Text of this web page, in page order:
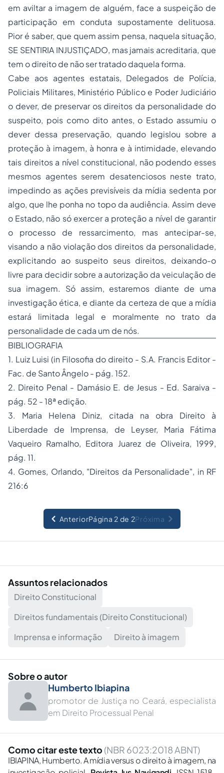
em aviltar a imagem de alguém, face a suspeição de
participação em conduta supostamente delituosa.
Pior é saber, que quem assim pensa, naquela situação,
SE SENTIRIA INJUSTIÇADO, mas jamais acreditaria, que
tem o direito de não ser tratado daquela forma.
Cabe aos agentes estatais, Delegados de Polícia,
Policiais Militares, Ministério Público e Poder Judiciário
o dever, de preservar os direitos da personalidade do
suspeito, pois como dito antes, o Estado assumiu o
dever dessa preservação, quando legislou sobre a
proteção à imagem, à honra e à intimidade, elevando
tais direitos a nível constitucional, não podendo esses
mesmos agentes serem desatenciosos neste trato,
impedindo as ações previsíveis da mídia sedenta por
algo, que lhe ponha no topo da audiência. Assim deve
o Estado, não só exercer a proteção a nível de garantir
o processo de ressarcimento, mas antecipar-se,
visando a não violação dos direitos da personalidade,
explicitando ao suspeito seus direitos, deixando-o
livre para decidir sobre a autorização da veiculação de
sua imagem. Só assim, estaremos diante de uma
investigação ética, e diante da certeza de que a mídia
estará limitada legal e moralmente no trato da
personalidade de cada um de nós.
BIBLIOGRAFIA
1. Luiz Luisi (in Filosofia do direito - S.A. Francis Editor -
Fac. de Santo Ângelo - pág. 152.
2. Direito Penal - Damásio E. de Jesus - Ed. Saraiva -
pág. 52 - 18ª edição.
3. Maria Helena Diniz, citada na obra Direito à
Liberdade de Imprensa, de Leyser, Maria Fátima
Vaqueiro Ramalho, Editora Juarez de Oliveira, 1999,
pág. 11.
4. Gomes, Orlando, "Direitos da Personalidade", in RF
216:6
AnteriorPágina 2 de 2Próxima
Assuntos relacionados
Direito Constitucional
Direitos fundamentais (Direito Constitucional)
Imprensa e informação
Direito à imagem
Sobre o autor
Humberto Ibiapina
promotor de Justiça no Ceará, especialista
em Direito Processual Penal
Como citar este texto (NBR 6023:2018 ABNT)
IBIAPINA, Humberto. A mídia versus o direito à imagem, na